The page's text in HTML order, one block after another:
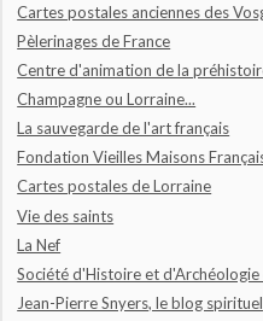
Cartes postales anciennes des
Pèlerinages de France
Centre d'animation de la
Champagne ou Lorraine...
La sauvegarde de l'art français
Fondation Vieilles Maisons
Cartes postales de Lorraine
Vie des saints
La Nef
Société d'Histoire et d'Archéologie
Jean-Pierre Snyers, le blog spirituel